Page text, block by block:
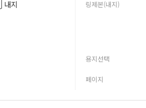
내지 링제본(내지)
용지선택
페이지